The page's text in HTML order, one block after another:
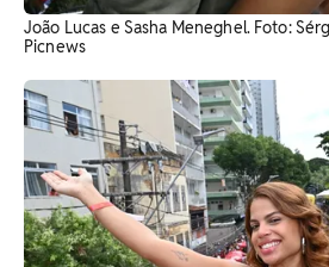
João Lucas e Sasha Meneghel. Foto:
Picnews